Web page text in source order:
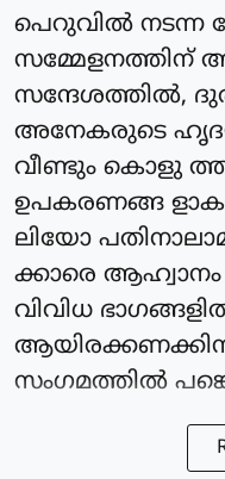
പെറുവില്‍ നടന്ന
സമ്മേളനത്തിന്
സന്ദേശത്തില്‍,
അനേകരുടെ ഹൃദയ
വീണ്ടും കൊളു
ഉപകരണങ്ങ
ലിയോ
ക്കാരെ ആഹ്വാനം
വിവിധ
സംഗമത്തില്‍